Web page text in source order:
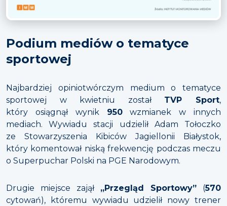
Podium mediów o tematyce
sportowej
Najbardziej opiniotwórczym medium o tematyce
sportowej w kwietniu został TVP Sport,
który osiągnął wynik 950wzmianek w innych
mediach. Wywiadu stacji udzielił Adam Tołoczko
ze Stowarzyszenia Kibiców Jagiellonii Białystok,
który komentował niską frekwencję podczas meczu
o Superpuchar Polski na PGE Narodowym.
Drugie miejsce zajął „Przegląd Sportowy” (570
cytowań), któremu wywiadu udzielił nowy trener